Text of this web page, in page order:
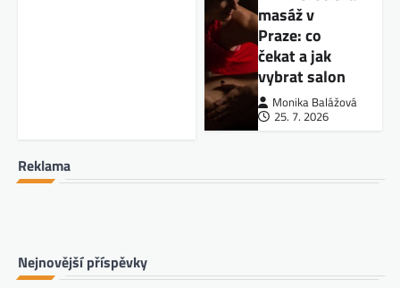
masáž v
Praze: co
čekat a jak
vybrat salon
Monika Balážová
25. 7. 2026
Reklama
Nejnovější příspěvky